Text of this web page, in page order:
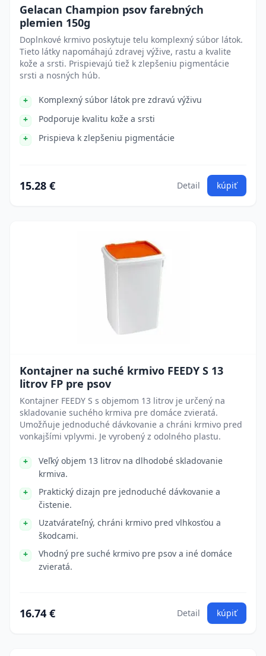
Gelacan Champion psov farebných
plemien 150g
Doplnkové krmivo poskytuje telu komplexný súbor látok.
Tieto látky napomáhajú zdravej výžive, rastu a kvalite
kože a srsti. Prispievajú tiež k zlepšeniu pigmentácie
srsti a nosných húb.
Komplexný súbor látok pre zdravú výživu
Podporuje kvalitu kože a srsti
Prispieva k zlepšeniu pigmentácie
15.28 € Detail kúpiť
Kontajner na suché krmivo FEEDY S 13
litrov FP pre psov
Kontajner FEEDY S s objemom 13 litrov je určený na
skladovanie suchého krmiva pre domáce zvieratá.
Umožňuje jednoduché dávkovanie a chráni krmivo pred
vonkajšími vplyvmi. Je vyrobený z odolného plastu.
Veľký objem 13 litrov na dlhodobé skladovanie
krmiva.
Praktický dizajn pre jednoduché dávkovanie a
čistenie.
Uzatvárateľný, chráni krmivo pred vlhkosťou a
škodcami.
Vhodný pre suché krmivo pre psov a iné domáce
zvieratá.
16.74 € Detail kúpiť